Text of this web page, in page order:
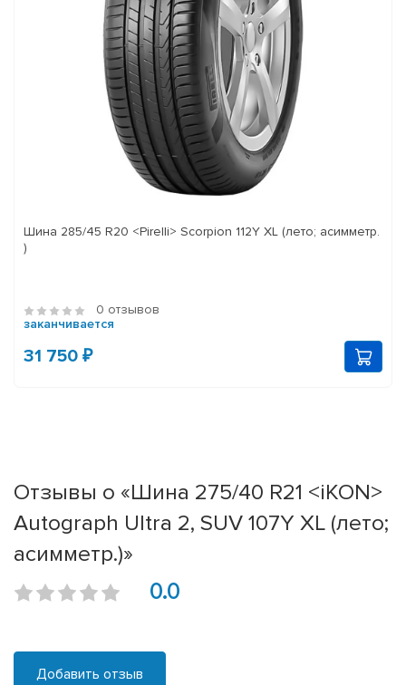
Шина 285/45 R20 <Pirelli> Scorpion 112Y XL (лето; асимметр.
)
0 отзывов
заканчивается
31 750 ₽
Отзывы о «Шина 275/40 R21 <iKON>
Autograph Ultra 2, SUV 107Y XL (лето;
асимметр.)»
0.0
Добавить отзыв